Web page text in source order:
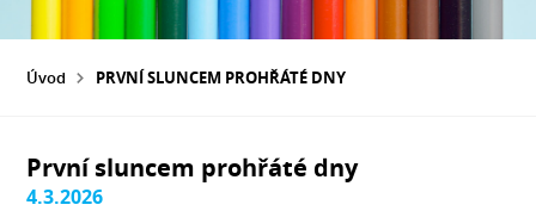
Úvod PRVNÍ SLUNCEM PROHŘÁTÉ DNY
První sluncem prohřáté dny
4.3.2026